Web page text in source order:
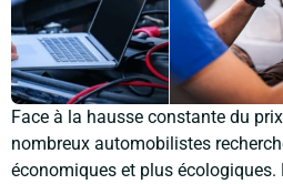
Face à la hausse constante du
nombreux automobilistes
économiques et plus écologiques.